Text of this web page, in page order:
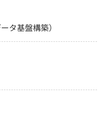
タ基盤構築）